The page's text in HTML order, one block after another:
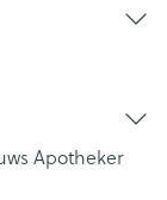
Apotheker